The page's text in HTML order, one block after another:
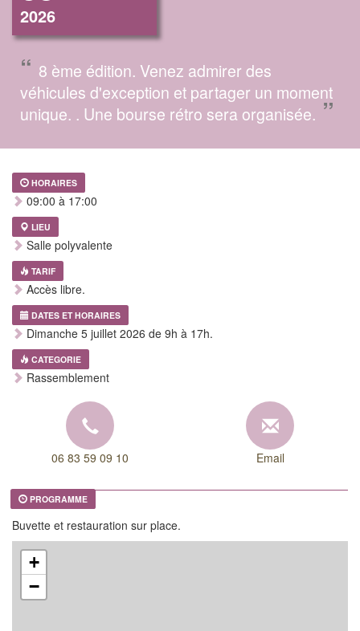
2026
“ 8 ème édition. Venez admirer des
véhicules d'exception et partager un moment
unique. . Une bourse rétro sera organisée. ”
HORAIRES
09:00 à 17:00
LIEU
Salle polyvalente
TARIF
Accès libre.
DATES ET HORAIRES
Dimanche 5 juillet 2026 de 9h à 17h.
CATEGORIE
Rassemblement
06 83 59 09 10 Email
PROGRAMME
Buvette et restauration sur place.
+
−